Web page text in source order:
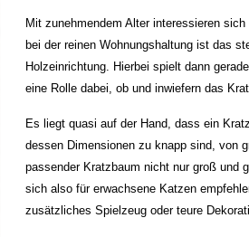
Mit zunehmendem Alter interessieren
bei der reinen Wohnungshaltung ist das
Holzeinrichtung. Hierbei spielt dann
eine Rolle dabei, ob und inwiefern das
Es liegt quasi auf der Hand, dass ein
dessen Dimensionen zu knapp sind, von
passender Kratzbaum nicht nur groß und
sich also für erwachsene Katzen
zusätzliches Spielzeug oder teure